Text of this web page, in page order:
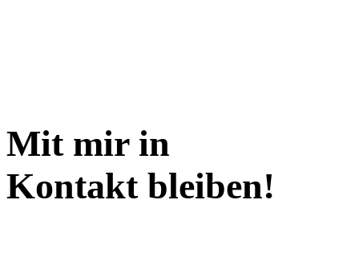
Mit mir in
Kontakt bleiben!